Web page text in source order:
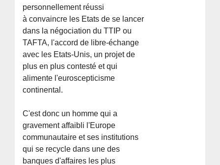
personnellement réussi
à convaincre les Etats de se lancer
dans la négociation du TTIP ou
TAFTA, l'accord de libre-échange
avec les Etats-Unis, un projet de
plus en plus contesté et qui
alimente l'euroscepticisme
continental.
C'est donc un homme qui a
gravement affaibli l'Europe
communautaire et ses institutions
qui se recycle dans une des
banques d'affaires les plus